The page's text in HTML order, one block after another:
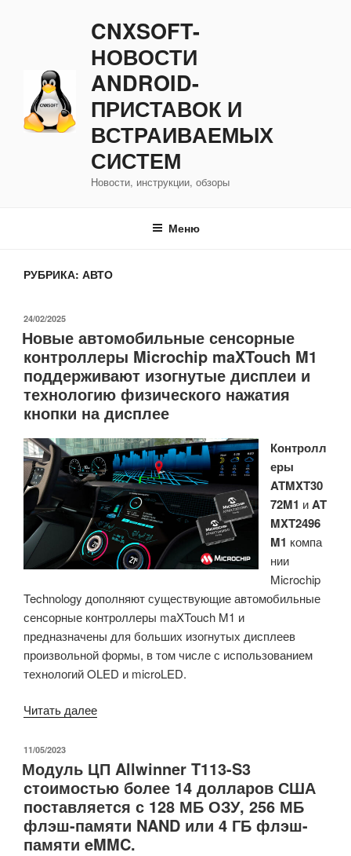
CNXSOFT-
НОВОСТИ
ANDROID-
ПРИСТАВОК И
ВСТРАИВАЕМЫХ
СИСТЕМ
Новости, инструкции, обзоры
Меню
РУБРИКА: АВТО
ОПУБЛИКОВАНО
24/02/2025
Новые автомобильные сенсорные
контроллеры Microchip maXTouch M1
поддерживают изогнутые дисплеи и
технологию физического нажатия
кнопки на дисплее
Контролл
еры
ATMXT30
72M1 иAT
MXT2496
M1 компа
нии
Microchip
Technology дополняют существующие автомобильные
сенсорные контроллеры maXTouch M1 и
предназначены для больших изогнутых дисплеев
произвольной формы, в том числе с использованием
технологий OLED и microLED.
Читать далее«Новые
контроллеры
Microchip
maXTouch
M1
поддерживают
ОПУБЛИКОВАНО
11/05/2023
Модуль ЦП Allwinner T113-S3
стоимостью более 14 долларов США
поставляется с 128 МБ ОЗУ, 256 МБ
флэш-памяти NAND или 4 ГБ флэш-
памяти eMMC.